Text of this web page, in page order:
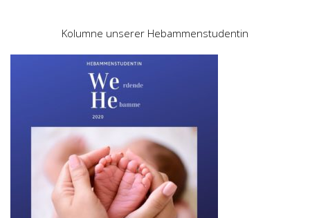
Kolumne unserer Hebammenstudentin